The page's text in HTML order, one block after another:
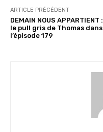
ARTICLE PRÉCÉDENT
DEMAIN NOUS APPARTIENT :
le pull gris de Thomas dans
l’épisode 179